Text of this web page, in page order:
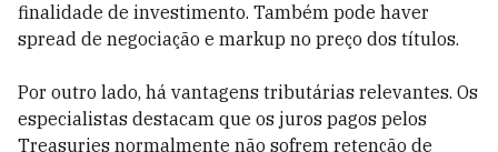
finalidade de investimento. Também pode haver
spread de negociação e markup no preço dos títulos.
Por outro lado, há vantagens tributárias relevantes. Os
especialistas destacam que os juros pagos pelos
Treasuries normalmente não sofrem retenção de